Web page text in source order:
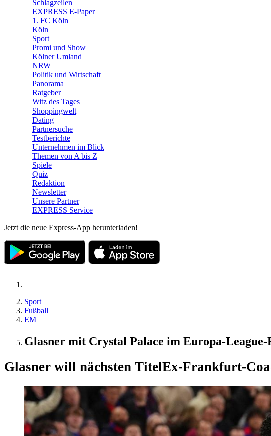
🧩 Spiele
Schlagzeilen
EXPRESS E-Paper
1. FC Köln
Köln
Sport
Promi und Show
Kölner Umland
NRW
Politik und Wirtschaft
Panorama
Ratgeber
Witz des Tages
Shoppingwelt
Dating
Partnersuche
Testberichte
Unternehmen im Blick
Themen von A bis Z
Spiele
Quiz
Redaktion
Newsletter
Unsere Partner
EXPRESS Service
Jetzt die neue Express-App herunterladen!
Sport
Fußball
EM
Glasner mit Crystal Palace im Europa-
Glasner will nächsten TitelEx-Frankfurt-